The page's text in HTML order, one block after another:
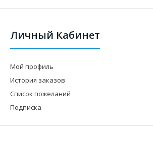
Личный Кабинет
Мой профиль
История заказов
Список пожеланий
Подписка